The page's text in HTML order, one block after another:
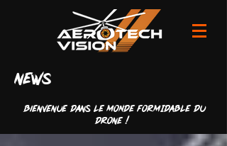
news
Bienvenue dans LE MONDE FORMIDABLE du
drone !